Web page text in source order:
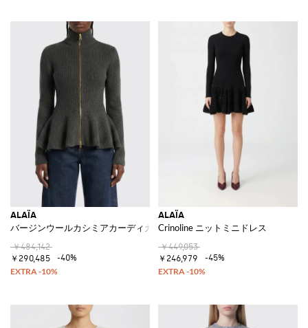
ALAÏA
バージンウールカシミアカーディガン
￥484,142
￥290,485
-40%
ALAÏA
Crinoline ニットミニドレス
￥449,053
￥246,979
-45%